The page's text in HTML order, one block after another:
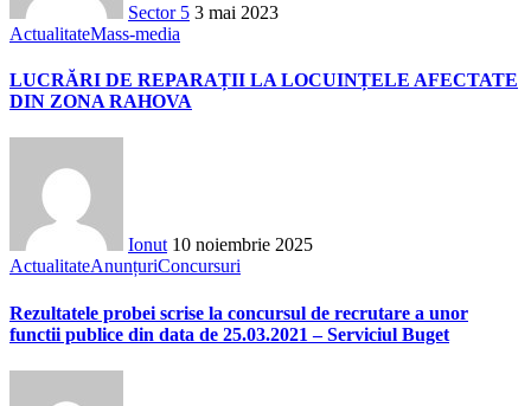
Sector 5 3 mai 2023
ActualitateMass-media
LUCRĂRI DE REPARAȚII LA LOCUINȚELE AFECTATE
DIN ZONA RAHOVA
Ionut 10 noiembrie 2025
ActualitateAnunțuriConcursuri
Rezultatele probei scrise la concursul de recrutare a unor
functii publice din data de 25.03.2021 – Serviciul Buget